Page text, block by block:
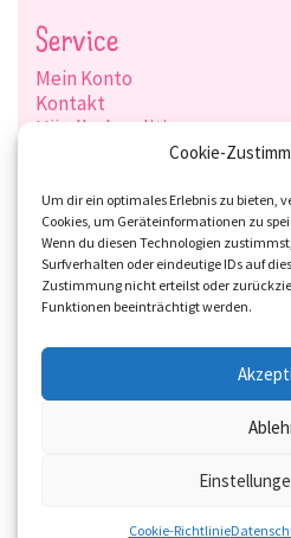
Cookie-
Um dir ein optimales Erlebnis zu bieten,
Cookies, um Geräteinformationen zu
Wenn du diesen Technologien
Surfverhalten oder eindeutige IDs auf
Zustimmung nicht erteilst oder
Funktionen beeinträchtigt werden.
Cookie-Richtlinie
Service
Mein Konto
Kontakt
Händlerkonditionen
Zahlungsarten
Social-Media
© 2026 Overbeck and